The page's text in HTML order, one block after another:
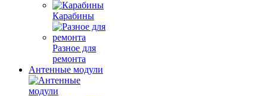
Карабины
Разное для
ремонта
Антенные модули